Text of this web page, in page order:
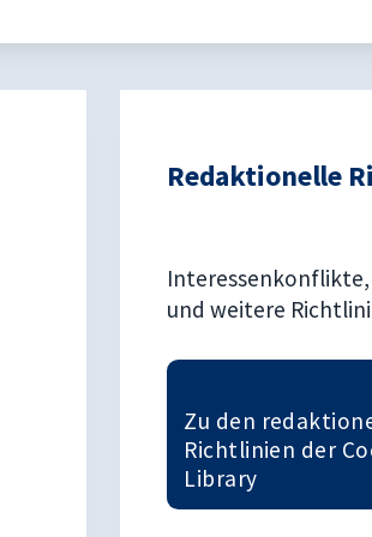
Redaktionelle
Interessenkonflikte,
und weitere
Zu den
Richtlinien der
Library